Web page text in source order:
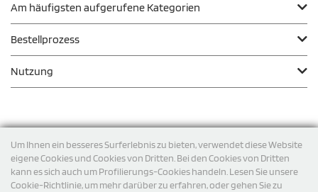
Um Ihnen ein besseres Surferlebnis zu bieten, verwendet diese Website
eigene Cookies und Cookies von Dritten. Bei den Cookies von Dritten
kann es sich auch um Profilierungs-Cookies handeln. Lesen Sie unsere
Cookie-Richtlinie, um mehr darüber zu erfahren, oder gehen Sie zu
Am häufigsten aufgerufene Kategorien
Bestellprozess
Nutzung
Versand